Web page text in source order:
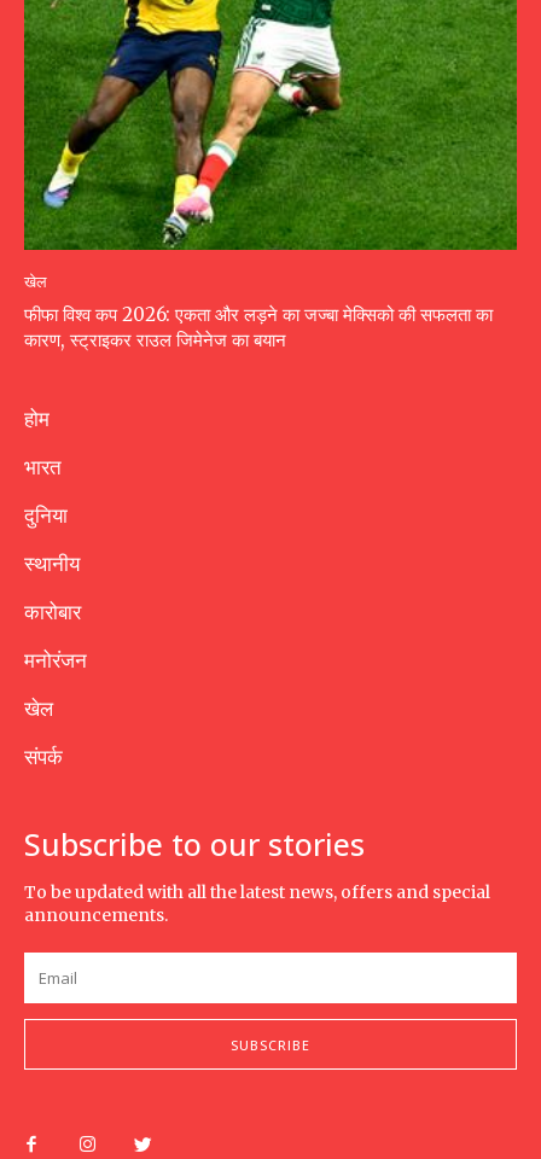
खेल
फीफा विश्व कप 2026: एकता और लड़ने का जज्बा मेक्सिको की सफलता का
कारण, स्ट्राइकर राउल जिमेनेज का बयान
होम
भारत
दुनिया
स्थानीय
कारोबार
मनोरंजन
खेल
संपर्क
Subscribe to our stories
To be updated with all the latest news, offers and special
announcements.
SUBSCRIBE